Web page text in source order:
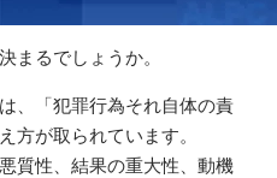
まるでしょうか。
、「犯罪行為それ自体の責
方が取られています。
質性、結果の重大性、動機